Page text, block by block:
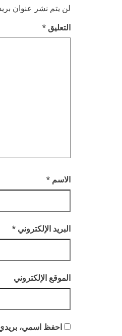
لن يتم نشر عنوان
التعليق *
الاسم *
البريد الإلكتروني *
الموقع الإلكتروني
احفظ اسمي، بريدي